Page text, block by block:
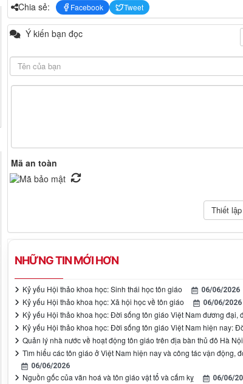
Chia sẻ: Facebook Tweet
Ý kiến bạn đọc
Mã an toàn
NHỮNG TIN MỚI HƠN
Kỷ yếu Hội thảo khoa học: Sinh thái học tôn giáo 06/06/2026
Kỷ yếu Hội thảo khoa học: Xã hội học về tôn giáo 06/06/2026
Kỷ yếu Hội thảo khoa học: Đời sống tôn giáo Việt Nam đương đại,
Kỷ yếu Hội thảo khoa học: Đời sống tôn giáo Việt Nam hiện nay:
Quản lý nhà nước về hoạt động tôn giáo trên địa bàn thủ đô Hà Nội
Tìm hiểu các tôn giáo ở Việt Nam hiện nay và công tác vận động,
06/06/2026
Nguồn gốc của văn hoá và tôn giáo vật tổ và cấm kỵ 06/06/